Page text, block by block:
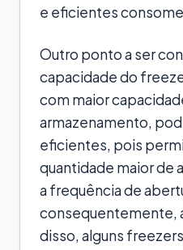
e eficientes
Outro ponto a ser
capacidade do
com maior
armazenamento,
eficientes, pois
quantidade maior de
a frequência de
consequentemente,
disso, alguns